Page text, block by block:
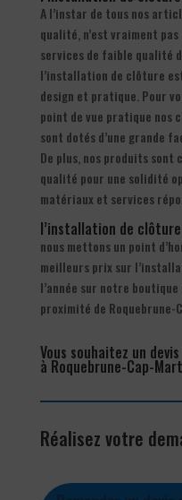
A l’instar de tous nos
qualité, n’est vraiment
services de faible qualité
l’installation de clôture
design et pratique. Pour
point de vue pratique nos
sont dotés d’une grande
De plus, nos produits sont
qualité pour une solidité
matériaux et services
l’installation de
nous mettons un point
meilleurs prix sur
l’année sur notre
proximité de Roquebrune-
Vous souhaitez un
à Roquebrune-Cap-
Réalisez votre